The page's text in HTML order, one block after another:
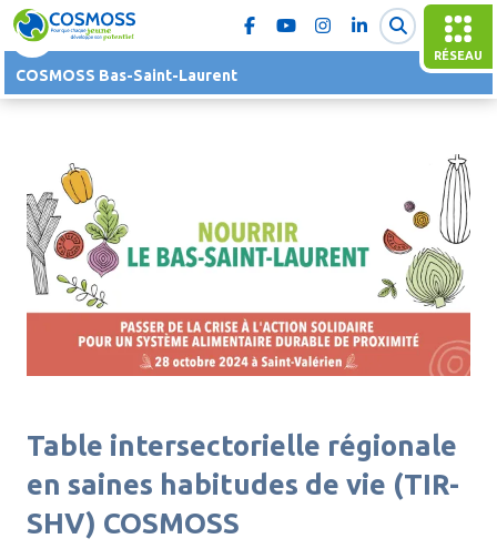
RÉSEAU
COSMOSS Bas-Saint-Laurent
Table intersectorielle régionale
en saines habitudes de vie (TIR-
SHV) COSMOSS